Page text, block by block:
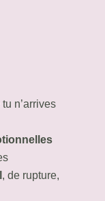
n’arrives
, de rupture,